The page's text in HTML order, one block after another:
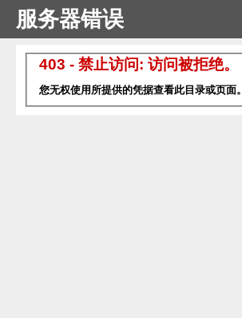
服务器错误
403 - 禁止访问: 访问被拒绝。
您无权使用所提供的凭据查看此目录或页面。